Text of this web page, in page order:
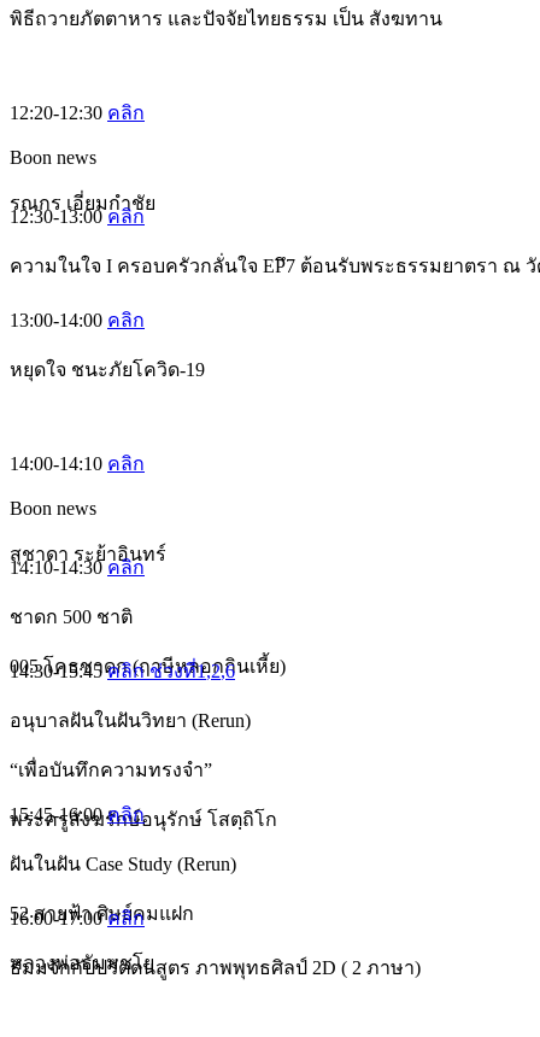
พิธีถวายภัตตาหาร และปัจจัยไทยธรรม เป็น สังฆทาน
12:20-12:30 คลิก
Boon news
รณกร เอี่ยมกำชัย
12:30-13:00คลิก
ความในใจ I ครอบครัวกลั่นใจ EPึ7 ต้อนรับพระธรรมยาตรา ณ
13:00-14:00 คลิก
หยุดใจ ชนะภัยโควิด-19
14:00-14:10 คลิก
Boon news
สุชาดา ระย้าอินทร์
14:10-14:30คลิก
ชาดก 500 ชาติ
005 โคธชาดก (ฤาษีหลอกกินเหี้ย)
14:30-15:45คลิก ช่วงที่1,2,6
อนุบาลฝันในฝันวิทยา (Rerun)
“เพื่อบันทึกความทรงจำ”
พระครูสังฆรักษ์อนุรักษ์ โสตฺถิโก
15:45-16:00คลิก
ฝันในฝัน Case Study (Rerun)
52 สายฟ้า ศิษย์คมแฝก
หลวงพ่อธัมมชโย
16:00-17:00คลิก
ธัมมจักกัปปวัตตนสูตร ภาพพุทธศิลป์ 2D ( 2 ภาษา)